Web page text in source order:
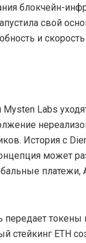
блокчейн-
свой
и
Labs
История с
может
токены
стейкинг ETH